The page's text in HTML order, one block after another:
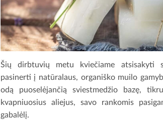
Šių dirbtuvių metu kviečiame atsisakyti
pasinerti į natūralaus, organiško muilo
odą puoselėjančią sviestmedžio bazę,
kvapniuosius aliejus, savo rankomis
gabalėlį.